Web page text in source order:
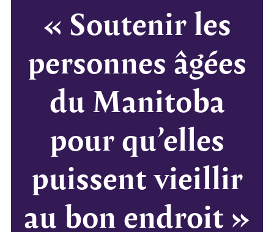
« Soutenir les
personnes âgées
du Manitoba
pour qu’elles
puissent vieillir
au bon endroit »